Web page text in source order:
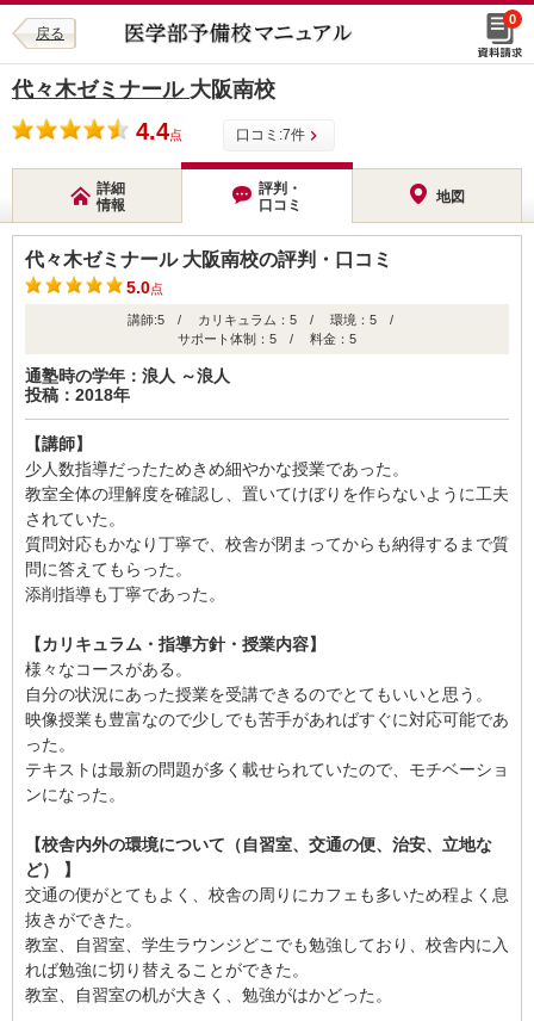
戻る
0
代々木ゼミナール 大阪南校
4.4点 口コミ:7件
詳細
情報
評判・
口コミ
地図
代々木ゼミナール 大阪南校の評判・口コミ
5.0点
講師:5 / カリキュラム：5 / 環境：5 /
サポート体制：5 / 料金：5
通塾時の学年：浪人 ～浪人
投稿：2018年
【講師】
少人数指導だったためきめ細やかな授業であった。
教室全体の理解度を確認し、置いてけぼりを作らないように工夫
されていた。
質問対応もかなり丁寧で、校舎が閉まってからも納得するまで質
問に答えてもらった。
添削指導も丁寧であった。
【カリキュラム・指導方針・授業内容】
様々なコースがある。
自分の状況にあった授業を受講できるのでとてもいいと思う。
映像授業も豊富なので少しでも苦手があればすぐに対応可能であ
った。
テキストは最新の問題が多く載せられていたので、モチベーショ
ンになった。
【校舎内外の環境について（自習室、交通の便、治安、立地な
ど） 】
交通の便がとてもよく、校舎の周りにカフェも多いため程よく息
抜きができた。
教室、自習室、学生ラウンジどこでも勉強しており、校舎内に入
れば勉強に切り替えることができた。
教室、自習室の机が大きく、勉強がはかどった。